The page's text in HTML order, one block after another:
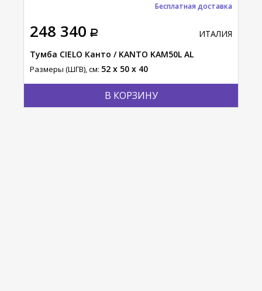
248 340
В КОРЗИНУ
ИТАЛИЯ
Тумба CIELO Канто / KANTO KAM50L AL
Размеры (ШГВ), см: 52 x 50 x 40
Бесплатная доставка